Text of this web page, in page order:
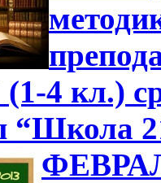
(1-4 кл.)
“Школа